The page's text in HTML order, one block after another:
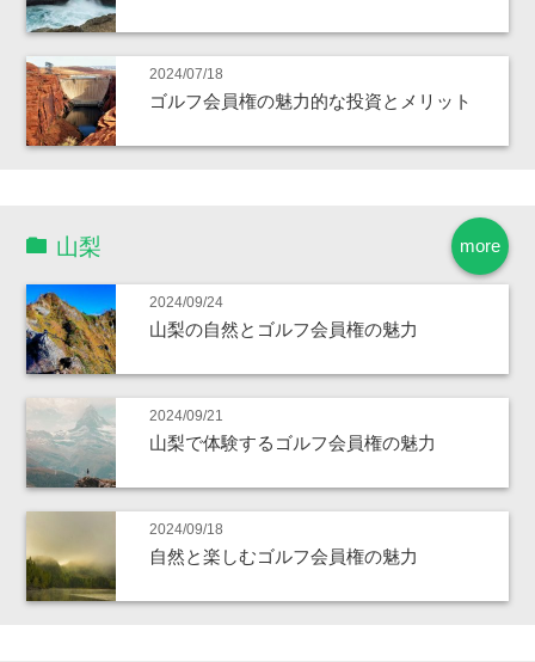
2024/07/18
ゴルフ会員権の魅力的な投資とメリット
more
山梨
2024/09/24
山梨の自然とゴルフ会員権の魅力
2024/09/21
山梨で体験するゴルフ会員権の魅力
2024/09/18
自然と楽しむゴルフ会員権の魅力